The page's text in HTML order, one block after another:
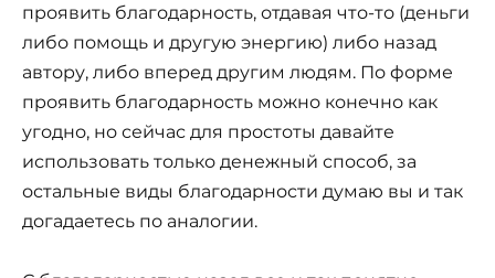
проявить благодарность, отдавая что-то (деньги
либо помощь и другую энергию) либо назад
автору, либо вперед другим людям. По форме
проявить благодарность можно конечно как
угодно, но сейчас для простоты давайте
использовать только денежный способ, за
остальные виды благодарности думаю вы и так
догадаетесь по аналогии.